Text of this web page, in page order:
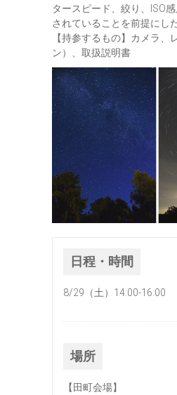
タースピード、絞り、ISO
されていることを前提にし
【持参するもの】カメラ、
ン）、取扱説明書
日程・時間
8/29（土）14:00-16:00
場所
【田町会場】